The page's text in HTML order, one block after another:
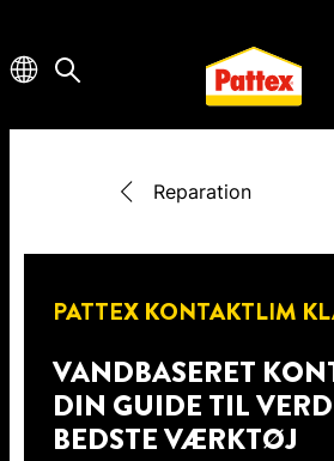
Reparation
PATTEX KONTAKTLIM
VANDBASERET
DIN GUIDE TIL
BEDSTE VÆRKTØJ